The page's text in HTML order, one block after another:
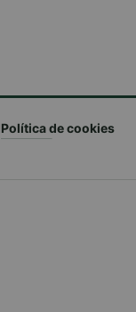
Política de cookies